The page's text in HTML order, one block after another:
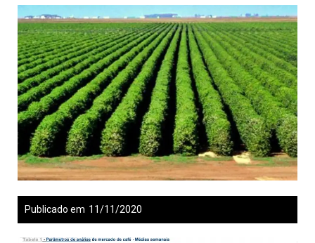
11/11/2020
Publicado em